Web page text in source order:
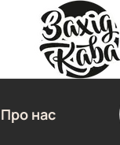
Про нас